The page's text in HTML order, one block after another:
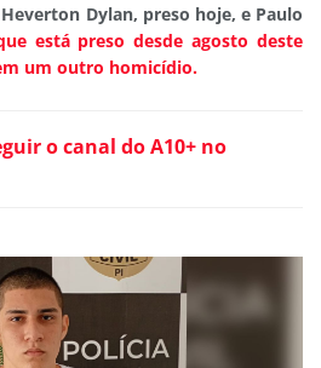
Heverton Dylan, preso hoje, e Paulo
está preso desde agosto deste
um outro homicídio.
o canal do A10+ no